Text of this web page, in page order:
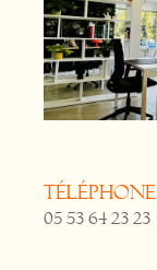
Téléphone
05 53 64 23 23